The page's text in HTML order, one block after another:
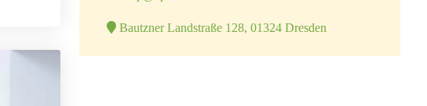
Bautzner Landstraße 128, 01324 Dresden